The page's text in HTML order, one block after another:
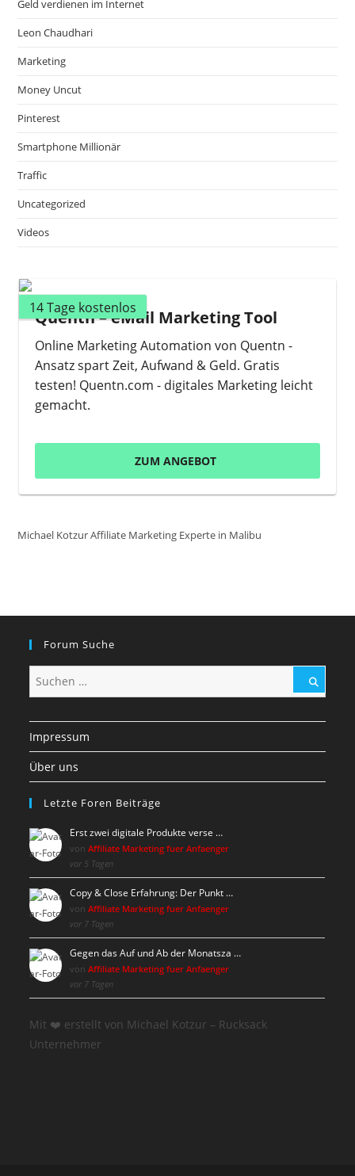
Geld verdienen im Internet
Leon Chaudhari
Marketing
Money Uncut
Pinterest
Smartphone Millionär
Traffic
Uncategorized
Videos
14 Tage kostenlos
Quentn – eMail Marketing Tool
Online Marketing Automation von Quentn -
Ansatz spart Zeit, Aufwand & Geld. Gratis
testen! Quentn.com - digitales Marketing leicht
gemacht.
ZUM ANGEBOT
Michael Kotzur Affiliate Marketing Experte in Malibu
Forum Suche
Impressum
Über uns
Letzte Foren Beiträge
Erst zwei digitale Produkte verse …
vonAffiliate Marketing fuer Anfaenger
vor 5 Tagen
Copy & Close Erfahrung: Der Punkt …
vonAffiliate Marketing fuer Anfaenger
vor 7 Tagen
Gegen das Auf und Ab der Monatsza …
vonAffiliate Marketing fuer Anfaenger
vor 7 Tagen
Mit ❤️ erstellt von Michael Kotzur – Rucksack
Unternehmer